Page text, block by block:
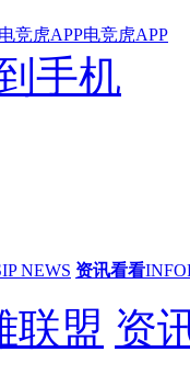
电竞虎APP电竞虎APP
手机
NEWS 资讯看看
联盟 资